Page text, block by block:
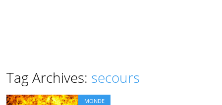
Tag Archives: secours
MONDE